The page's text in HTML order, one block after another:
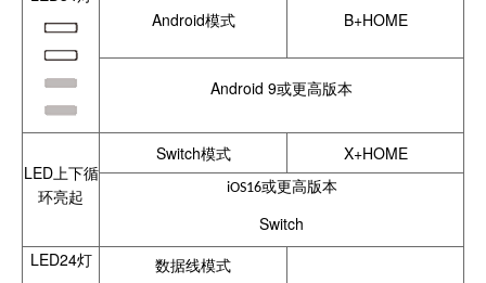
Android模式
B+HOME
Android 9或更高版本
LED上下循
环亮起
Switch模式 X+HOME
iOS16或更高版本
Switch
LED24灯
数据线模式